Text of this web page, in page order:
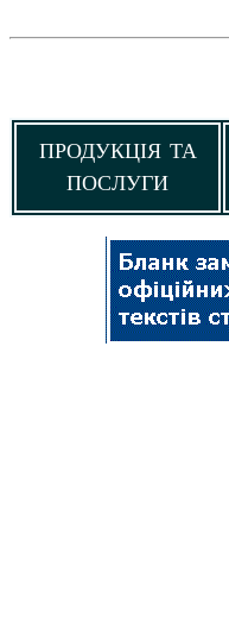
ПРОДУКЦІЯ ТА
ПОСЛУГИ